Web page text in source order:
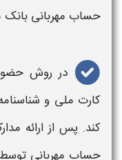
حساب مهربانی
در روش
کارت ملی و
کند. پس از ارائه
حساب مهربانی